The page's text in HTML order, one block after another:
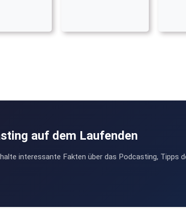
auf dem Laufenden
interessante Fakten über das Podcasting, Tipps